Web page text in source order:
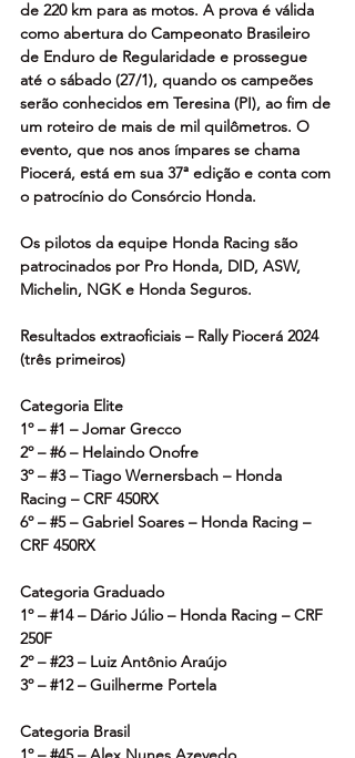
de 220 km para as motos. A prova é válida
como abertura do Campeonato Brasileiro
de Enduro de Regularidade e prossegue
até o sábado (27/1), quando os campeões
serão conhecidos em Teresina (PI), ao fim de
um roteiro de mais de mil quilômetros. O
evento, que nos anos ímpares se chama
Piocerá, está em sua 37ª edição e conta com
o patrocínio do Consórcio Honda.
Os pilotos da equipe Honda Racing são
patrocinados por Pro Honda, DID, ASW,
Michelin, NGK e Honda Seguros.
Resultados extraoficiais – Rally Piocerá 2024
(três primeiros)
Categoria Elite
1º – #1 – Jomar Grecco
2º – #6 – Helaindo Onofre
3º – #3 – Tiago Wernersbach – Honda
Racing – CRF 450RX
6º – #5 – Gabriel Soares – Honda Racing –
CRF 450RX
Categoria Graduado
1º – #14 – Dário Júlio – Honda Racing – CRF
250F
2º – #23 – Luiz Antônio Araújo
3º – #12 – Guilherme Portela
Categoria Brasil